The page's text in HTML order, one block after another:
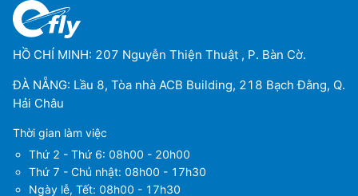
HỒ CHÍ MINH: 207 Nguyễn Thiện Thuật , P. Bàn Cờ.
ĐÀ NẴNG: Lầu 8, Tòa nhà ACB Building, 218 Bạch Đằng, Q.
Hải Châu
Thời gian làm việc
Thứ 2 - Thứ 6: 08h00 - 20h00
Thứ 7 - Chủ nhật: 08h00 - 17h30
Ngày lễ, Tết: 08h00 - 17h30